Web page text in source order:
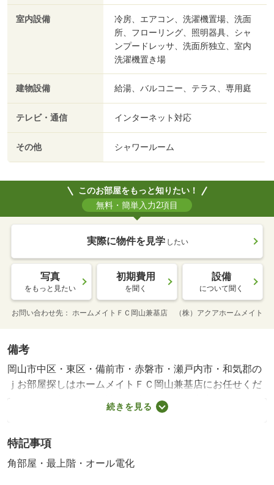
室内設備
冷房、エアコン、洗濯機置場、洗面
所、フローリング、照明器具、シャ
ンプードレッサ、洗面所独立、室内
洗濯機置き場
建物設備 給湯、バルコニー、テラス、専用庭
テレビ・通信 インターネット対応
その他 シャワールーム
このお部屋をもっと知りたい！
無料・簡単入力2項目
実際に物件を見学 したい
写真
をもっと見たい
初期費用
を聞く
設備
について聞く
お問い合わせ先 ホームメイトＦＣ岡山兼基店 （株）アクアホームメイト
備考
岡山市中区・東区・備前市・赤磐市・瀬戸内市・和気郡の
ｊお部屋探しはホームメイトＦＣ岡山兼基店にお任せくだ
さい。初期費用のご相談も可能です！岡山市中区・東区・
備前市・赤磐市・瀬戸内市・和気郡のｊお部屋探しはホー
相談も可能です！・賃貸保証等：加入要（月額賃料５０％
／入居時（入居期間中））・全物件初期費用分割可能で
続きを見る
特記事項
角部屋・最上階・オール電化